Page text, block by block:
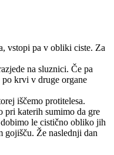
vstopi pa v obliki ciste. Za
na sluznici. Če pa
krvi v druge organe
iščemo protitelesa.
pri katerih sumimo da gre
le cistično obliko jih
gojišču. Že naslednji dan